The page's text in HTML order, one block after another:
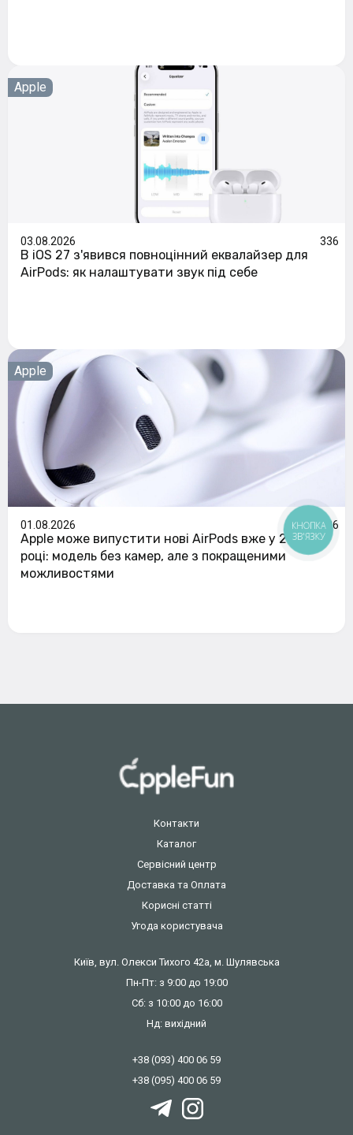
Apple
03.08.2026 336
В iOS 27 з'явився повноцінний еквалайзер для
AirPods: як налаштувати звук під себе
Apple
01.08.2026 126
Apple може випустити нові AirPods вже у 2026
році: модель без камер, але з покращеними
можливостями
Контакти
Каталог
Сервісний центр
Доставка та Оплата
Корисні статті
Угода користувача
Київ, вул. Олекси Тихого 42а, м. Шулявська
Пн-Пт: з 9:00 до 19:00
Сб: з 10:00 до 16:00
Нд: вихідний
+38 (093) 400 06 59
+38 (095) 400 06 59
КНОПКА
ЗВ'ЯЗКУ